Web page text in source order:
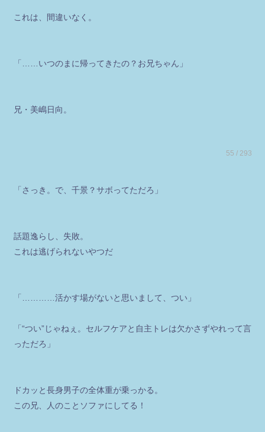
これは、間違いなく。
「……いつのまに帰ってきたの？お兄ちゃん」
兄・美嶋日向。
55 / 293
「さっき。で、千景？サボってただろ」
話題逸らし、失敗。
これは逃げられないやつだ
「…………活かす場がないと思いまして、つい」
「“つい”じゃねぇ。セルフケアと自主トレは欠かさずやれって言
っただろ」
ドカッと長身男子の全体重が乗っかる。
この兄、人のことソファにしてる！